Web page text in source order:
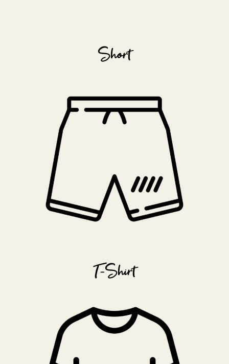
Short
T-Shirt